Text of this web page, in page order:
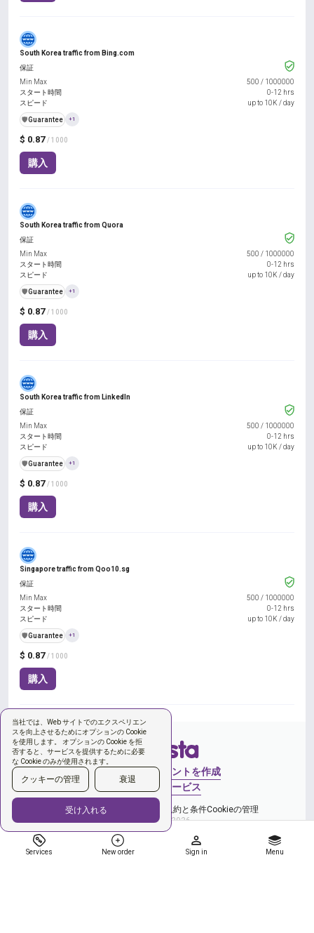
当社では、Web サイトでのエクスペリエン
スを向上させるためにオプションの Cookie
を使用します。 オプションの Cookie を拒
否すると、サービスを提供するために必要
な Cookie のみが使用されます。
クッキーの管理 衰退
受け入れる
Services New order Sign in Menu
South Korea traffic from Bing.com
$ 0.87 / 1000
購入
保証
Min Max
500 / 1000000
スタート時間
0-12 hrs
スピード
up to 10K / day
️🛡️Guarantee +1
South Korea traffic from Quora
$ 0.87 / 1000
購入
保証
Min Max
500 / 1000000
スタート時間
0-12 hrs
スピード
up to 10K / day
️🛡️Guarantee +1
South Korea traffic from LinkedIn
$ 0.87 / 1000
購入
保証
Min Max
500 / 1000000
スタート時間
0-12 hrs
スピード
up to 10K / day
️🛡️Guarantee +1
Singapore traffic from Qoo10.sg
$ 0.87 / 1000
購入
保証
Min Max
500 / 1000000
スタート時間
0-12 hrs
スピード
up to 10K / day
️🛡️Guarantee +1
サインイン
アカウントを作成
新しい注文
サービス
プライバシーポリシー ご利用規約と条件Cookieの管理
Copyright © 2026